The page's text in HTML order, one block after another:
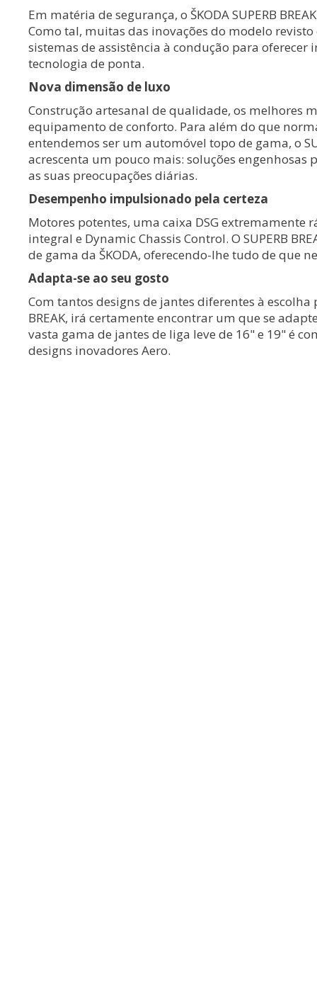
Em matéria de segurança, o ŠKODA SUPERB
Como tal, muitas das inovações do modelo
sistemas de assistência à condução para oferecer
tecnologia de ponta.
Nova dimensão de luxo
Construção artesanal de qualidade, os melhores
equipamento de conforto. Para além do que
entendemos ser um automóvel topo de gama, o
acrescenta um pouco mais: soluções engenhosas
as suas preocupações diárias.
Desempenho impulsionado pela certeza
Motores potentes, uma caixa DSG extremamente
integral e Dynamic Chassis Control. O SUPERB
de gama da ŠKODA, oferecendo-lhe tudo de que
Adapta-se ao seu gosto
Com tantos designs de jantes diferentes à escolha
BREAK, irá certamente encontrar um que se
vasta gama de jantes de liga leve de 16" e 19" é
designs inovadores Aero.